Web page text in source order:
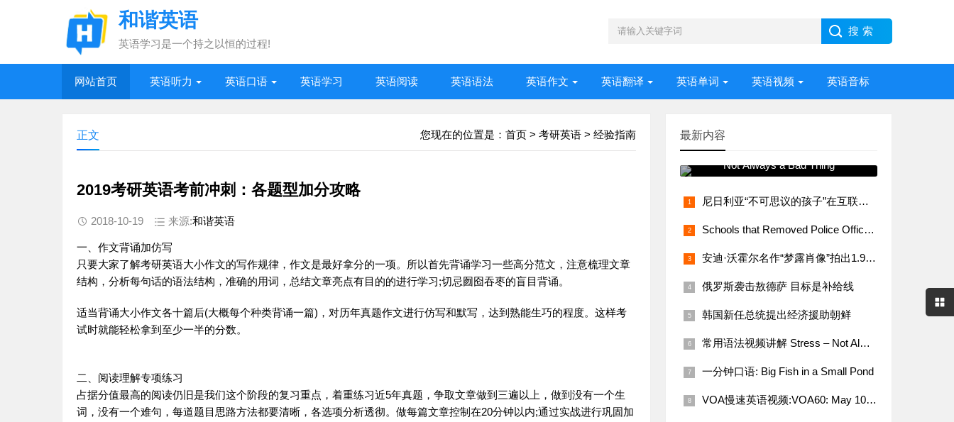
和谐英语
英语学习是一个持之以恒的过程!
网站首页 英语听力 英语口语 英语学习 英语阅读 英语语法 英语作文 英语翻译 英语单词 英语视频 英语音标
您现在的位置是： 首页 > 考研英语 > 经验指南
正文
2019考研英语考前冲刺：各题型加分攻略
2018-10-19 来源:和谐英语
一、 作文背诵加仿写
只要大家了解考研英语大小作文的写作规律， 作文是最好拿分的一项。所以首先背诵学习一些高分范文，注意梳理文章
结构，分析每句话的语法结构，准确的用词，总结文章亮点有目的的进行学习;切忌囫囵吞枣的盲目背诵。
适当背诵大小作文各十篇后(大概每个种类背诵一篇)，对历年真题作文进行仿写和默写，达到熟能生巧的程度。这样考
试时就能轻松拿到至少一半的分数。
二、 阅读理解专项练习
占据分值最高的阅读仍旧是我们这个阶段的复习重点，着重练习近5年真题，争取文章做到三遍以上，做到没有一个生
词，没有一个难句，每道题目思路方法都要清晰，各选项分析透彻。做每篇文章控制在20分钟以内;通过实战进行巩固加
最新内容
常用语法视频讲解 Stress –
Not Always a Bad Thing
尼日利亚“不可思议的孩子”在互联网上大受欢迎
Schools that Removed Police Officers Bring Them Back
安迪·沃霍尔名作“梦露肖像”拍出1.95亿美元
俄罗斯袭击敖德萨 目标是补给线
韩国新任总统提出经济援助朝鲜
常用语法视频讲解 Stress – Not Always a Bad Thing
一分钟口语: Big Fish in a Small Pond
VOA慢速英语视频:VOA60: May 10, 2022